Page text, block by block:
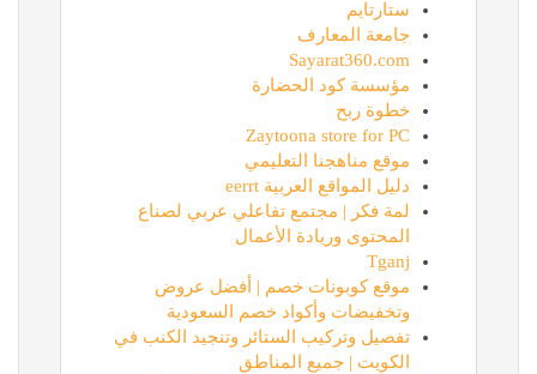
ستارتايم
جامعة المعارف
Sayarat360.com
مؤسسة كود الحضارة
خطوة ربح
Zaytoona store for PC
موقع مناهجنا التعليمي
دليل المواقع العربية eerrt
لمة فكر | مجتمع تفاعلي عربي لصناع
المحتوى وريادة الأعمال
Tganj
موقع كوبونات خصم | أفضل عروض
وتخفيضات وأكواد خصم السعودية
تفصيل وتركيب الستائر وتنجيد الكنب في
الكويت | جميع المناطق